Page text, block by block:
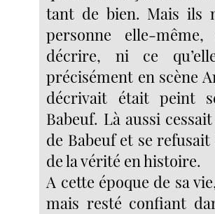
tant de bien. Mais ils
personne elle-
décrire, ni ce
précisément en scène
décrivait était peint
Babeuf. Là aussi
de Babeuf et se
de la vérité en histoire.
A cette époque de sa
mais resté confiant